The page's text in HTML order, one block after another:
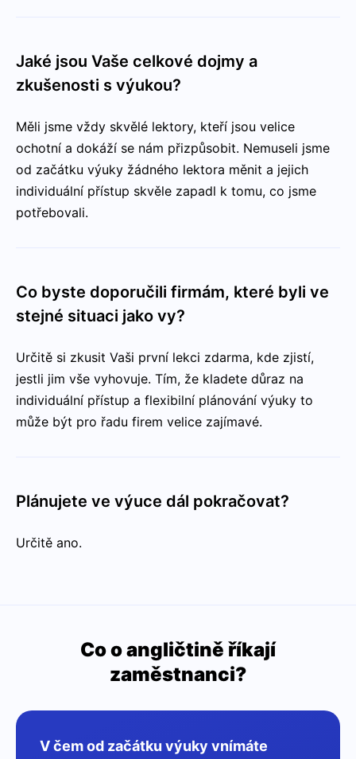
Jaké jsou Vaše celkové dojmy a
zkušenosti s výukou?
Měli jsme vždy skvělé lektory, kteří jsou velice
ochotní a dokáží se nám přizpůsobit. Nemuseli jsme
od začátku výuky žádného lektora měnit a jejich
individuální přístup skvěle zapadl k tomu, co jsme
potřebovali.
Co byste doporučili firmám, které byli ve
stejné situaci jako vy?
Určitě si zkusit Vaši první lekci zdarma, kde zjistí,
jestli jim vše vyhovuje. Tím, že kladete důraz na
individuální přístup a flexibilní plánování výuky to
může být pro řadu firem velice zajímavé.
Plánujete ve výuce dál pokračovat?
Určitě ano.
Co o angličtině říkají
zaměstnanci?
V čem od začátku výuky vnímáte